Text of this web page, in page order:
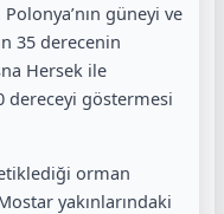
güneyi ve
35 derecenin
Hersek ile
dereceyi göstermesi
orman
yakınlarındaki